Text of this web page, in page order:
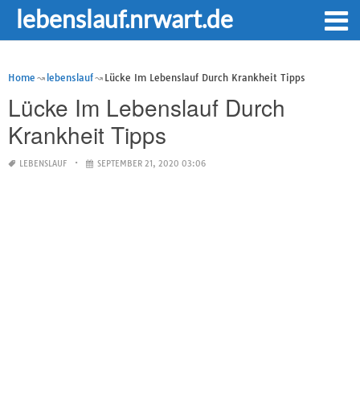
lebenslauf.nrwart.de
Home lebenslauf Lücke Im Lebenslauf Durch Krankheit Tipps
Lücke Im Lebenslauf Durch
Krankheit Tipps
LEBENSLAUF SEPTEMBER 21, 2020 03:06